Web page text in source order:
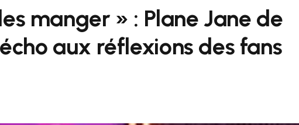
manger » : Plane Jane de
aux réflexions des fans